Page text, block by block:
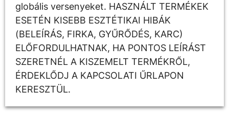
globális versenyeket. HASZNÁLT TERMÉKEK
ESETÉN KISEBB ESZTÉTIKAI HIBÁK
(BELEÍRÁS, FIRKA, GYŰRŐDÉS, KARC)
ELŐFORDULHATNAK, HA PONTOS LEÍRÁST
SZERETNÉL A KISZEMELT TERMÉKRŐL,
ÉRDEKLŐDJ A KAPCSOLATI ŰRLAPON
KERESZTÜL.